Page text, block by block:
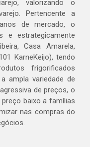
valorizando o
Pertencente a
de mercado, o
e estrategicamente
Casa Amarela,
KarneKeijo), tendo
frigorificados
ampla variedade de
de preços, o
baixo a famílias
nas compras do